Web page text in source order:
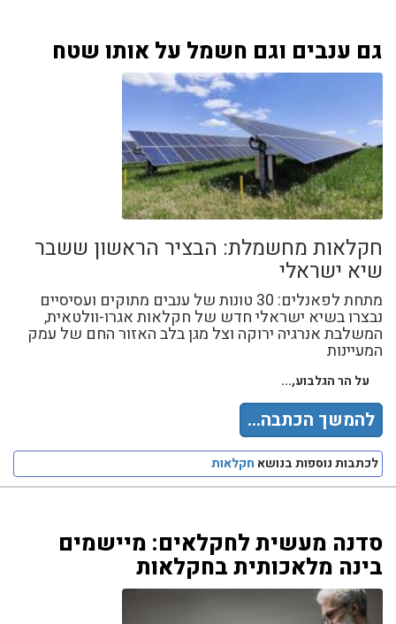
גם ענבים וגם חשמל על אותו שטח
חקלאות מחשמלת: הבציר הראשון ששבר
שיא ישראלי
מתחת לפאנלים: 30 טונות של ענבים מתוקים ועסיסיים
נבצרו בשיא ישראלי חדש של חקלאות אגרו-וולטאית,
המשלבת אנרגיה ירוקה וצל מגן בלב האזור החם של עמק
המעיינות
על הר הגלבוע,...
להמשך הכתבה...
לכתבות נוספות בנושא חקלאות
סדנה מעשית לחקלאים: מיישמים
בינה מלאכותית בחקלאות